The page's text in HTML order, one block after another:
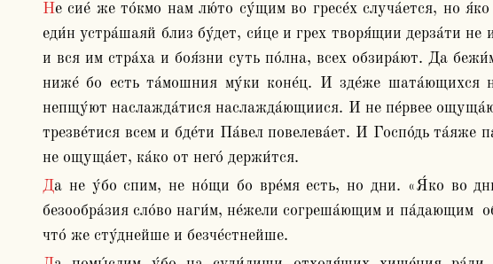
Не сие́ же то́кмо нам лю́то су́щим во гресе́х случа́ется, но я́ко и со стра́хом живе́м всегда́шним. И я́коже но́щию безлу́нною ходя́щии трепе́щут, а́ще и ни
еди́н устра́шаяй близ бу́дет, си́це и грех творя́щии дерза́ти
и вся им стра́ха и боя́зни суть по́лна, всех обзира́ют. Да
ниже́ бо есть та́мошния му́ки коне́ц. И зде́же шата́ющихся
непщу́ют наслажда́тися наслажда́ющиися. И не пе́рвее
трезве́тися всем и бде́ти Па́вел повелева́ет. И Госпо́дь та́яже
не ощуща́ет, ка́ко от него́ держи́тся.
Да не у́бо спим, не но́щи бо вре́мя есть, но дни. «Я́ко во дни у́бо благообра́зне да ше́ствуим» , ничто́же бо греха́ безообра́знейше и́но. Ме́ньше зло в
безообра́зия сло́во наги́м, не́жели согреша́ющим и па́дающим
что́ же сту́днейше и безче́стнейше.